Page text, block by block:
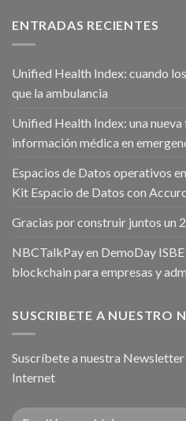
ENTRADAS RECIENTES
Unified Health Index: cuando
que la ambulancia
Unified Health Index: una
información médica en
Espacios de Datos operativos
Kit Espacio de Datos con
Gracias por construir juntos un
NBCTalkPay en DemoDay
blockchain para empresas y
SUSCRIBETE A NUESTRO
Suscríbete a nuestra
Internet